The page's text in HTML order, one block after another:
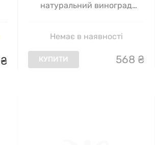
₴
натуральний виноград
Grape) 120 мл
Немає в наявності
КУПИТИ 568 ₴